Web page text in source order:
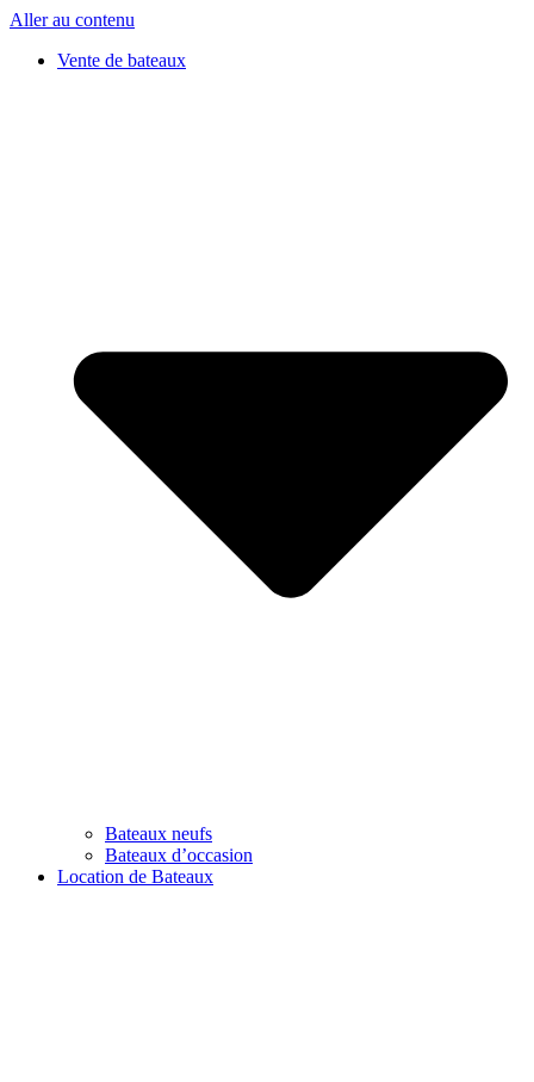
Aller au contenu
Vente de bateaux
Bateaux neufs
Bateaux d’occasion
Location de Bateaux